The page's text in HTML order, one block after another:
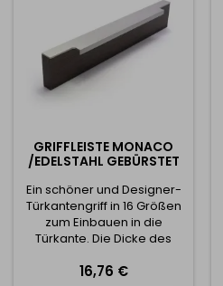
GRIFFLEISTE MONACO
/EDELSTAHL GEBÜRSTET
Ein schöner und Designer-
Türkantengriff in 16 Größen
zum Einbauen in die
Türkante. Die Dicke des
Preis
16,76 €